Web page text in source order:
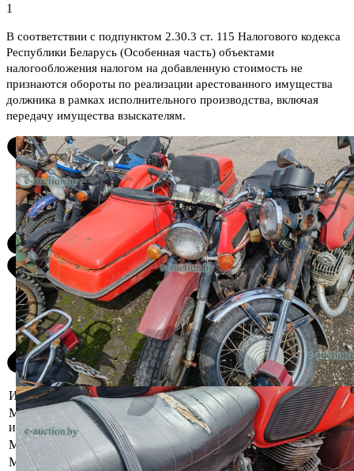
1
В соответствии с подпунктом 2.30.3 ст. 115 Налогового кодекса
Республики Беларусь (Особенная часть) объектами
налогообложения налогом на добавленную стоимость не
признаются обороты по реализации арестованного имущества
должника в рамках исполнительного производства, включая
передачу имущества взыскателям.
Информация о предмете торгов
Местоположение
имущества
Брестская область, Столинский р-н,
г. Столин, ул. Терешковой, 60
Марка
ИЖ
Модель
Планета 5